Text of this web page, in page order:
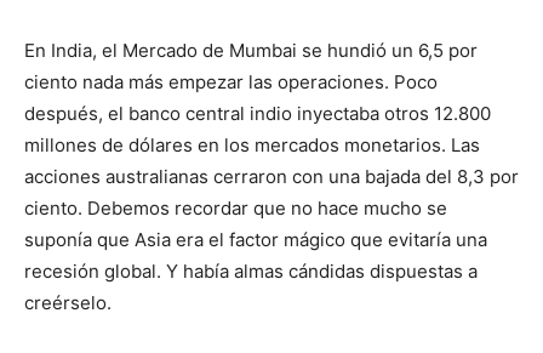
En India, el Mercado de Mumbai se hundió un 6,5 por
ciento nada más empezar las operaciones. Poco
después, el banco central indio inyectaba otros 12.800
millones de dólares en los mercados monetarios. Las
acciones australianas cerraron con una bajada del 8,3 por
ciento. Debemos recordar que no hace mucho se
suponía que Asia era el factor mágico que evitaría una
recesión global. Y había almas cándidas dispuestas a
creérselo.